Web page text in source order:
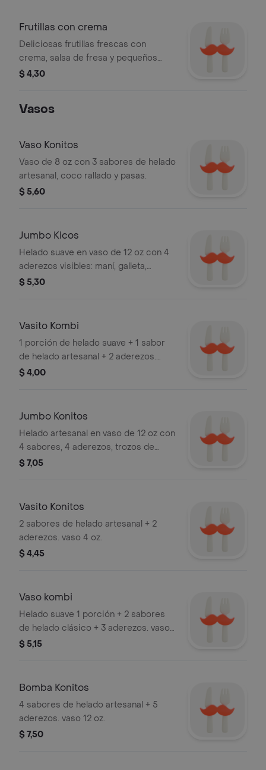
Frutillas con crema
Deliciosas frutillas frescas con
crema, salsa de fresa y pequeños
suspiros.
$ 4,30
Vasos
Vaso Konitos
Vaso de 8 oz con 3 sabores de helado
artesanal, coco rallado y pasas.
$ 5,60
Jumbo Kicos
Helado suave en vaso de 12 oz con 4
aderezos visibles: maní, galleta,
caramelo y chocolate.
$ 5,30
Vasito Kombi
1 porción de helado suave + 1 sabor
de helado artesanal + 2 aderezos.
vaso 4 oz.
$ 4,00
Jumbo Konitos
Helado artesanal en vaso de 12 oz con
4 sabores, 4 aderezos, trozos de
galleta y cereal.
$ 7,05
Vasito Konitos
2 sabores de helado artesanal + 2
aderezos. vaso 4 oz.
$ 4,45
Vaso kombi
Helado suave 1 porción + 2 sabores
de helado clásico + 3 aderezos. vaso
8 oz.
$ 5,15
Bomba Konitos
4 sabores de helado artesanal + 5
aderezos. vaso 12 oz.
$ 7,50